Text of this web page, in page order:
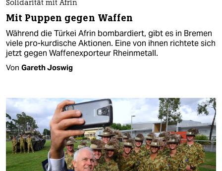
Solidarität mit Afrin
Mit Puppen gegen Waffen
Während die Türkei Afrin bombardiert, gibt es in Bremen
viele pro-kurdische Aktionen. Eine von ihnen richtete sich
jetzt gegen Waffenexporteur Rheinmetall.
Von Gareth Joswig